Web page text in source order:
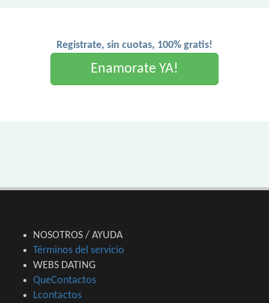
Registrate, sin cuotas, 100% gratis!
Enamorate YA!
NOSOTROS / AYUDA
Términos del servicio
WEBS DATING
QueContactos
Lcontactos